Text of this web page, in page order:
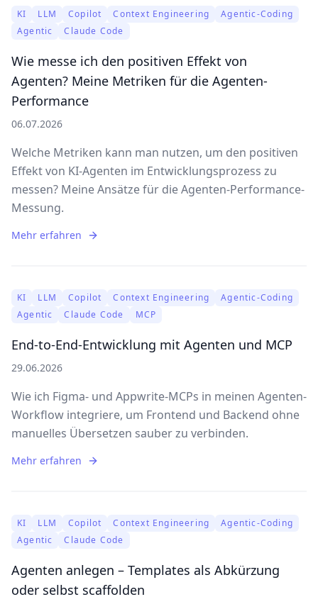
KI LLM Copilot Context Engineering
Agentic-Coding
Agentic
Claude Code
Wie messe ich den positiven Effekt von
Agenten? Meine Metriken für die Agenten-
Performance
06.07.2026
Welche Metriken kann man nutzen, um den positiven
Effekt von KI-Agenten im Entwicklungsprozess zu
messen? Meine Ansätze für die Agenten-Performance-
Messung.
Mehr erfahren
KI LLM Copilot Context Engineering
Agentic-Coding
Agentic
Claude Code MCP
End-to-End-Entwicklung mit Agenten und MCP
29.06.2026
Wie ich Figma- und Appwrite-MCPs in meinen Agenten-
Workflow integriere, um Frontend und Backend ohne
manuelles Übersetzen sauber zu verbinden.
Mehr erfahren
KI LLM Copilot Context Engineering
Agentic-Coding
Agentic
Claude Code
Agenten anlegen – Templates als Abkürzung
oder selbst scaffolden